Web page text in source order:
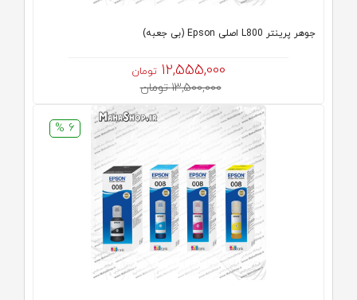
جوهر پرینتر L800 اصلی Epson (بی جعبه)
12,555,000 تومان
13,500,000 تومان
6 %